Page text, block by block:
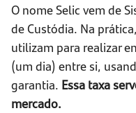
O nome Selic vem de
de Custódia. Na
utilizam para realizar
(um dia) entre si,
garantia. Essa taxa
mercado.